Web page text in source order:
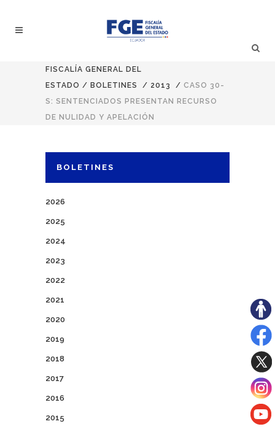
FISCALÍA GENERAL DEL
ESTADO / BOLETINES / 2013 / CASO 30-
S: SENTENCIADOS PRESENTAN RECURSO
DE NULIDAD Y APELACIÓN
BOLETINES
2026
2025
2024
2023
2022
2021
2020
2019
2018
2017
2016
2015